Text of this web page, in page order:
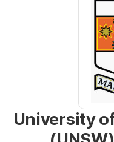
University